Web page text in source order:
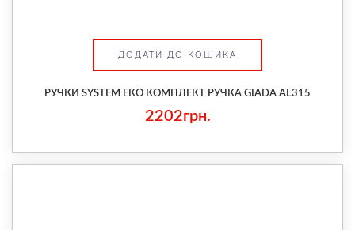
ДОДАТИ ДО КОШИКА
РУЧКИ SYSTEM ЕКО КОМПЛЕКТ РУЧКА GIADA AL315
2202грн.